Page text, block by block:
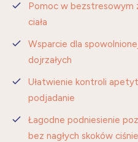
Pomoc w bezstresowym
ciała
Wsparcie dla
dojrzałych
Ułatwienie kontroli
podjadanie
Łagodne podniesienie
bez nagłych skoków